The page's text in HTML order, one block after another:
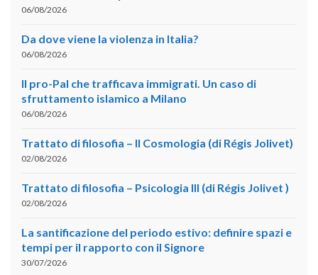
06/08/2026
Da dove viene la violenza in Italia?
06/08/2026
Il pro-Pal che trafficava immigrati. Un caso di
sfruttamento islamico a Milano
06/08/2026
Trattato di filosofia – II Cosmologia (di Régis Jolivet)
02/08/2026
Trattato di filosofia – Psicologia III (di Régis Jolivet )
02/08/2026
La santificazione del periodo estivo: definire spazi e
tempi per il rapporto con il Signore
30/07/2026